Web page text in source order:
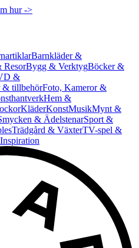
hur ->
Barnkläder &
ResorBygg & VerktygBöcker &
&
& tillbehörFoto, Kameror &
Hem &
KläderKonstMusikMynt &
& ÄdelstenarSport &
Trädgård & VäxterTV-spel &
Inspiration